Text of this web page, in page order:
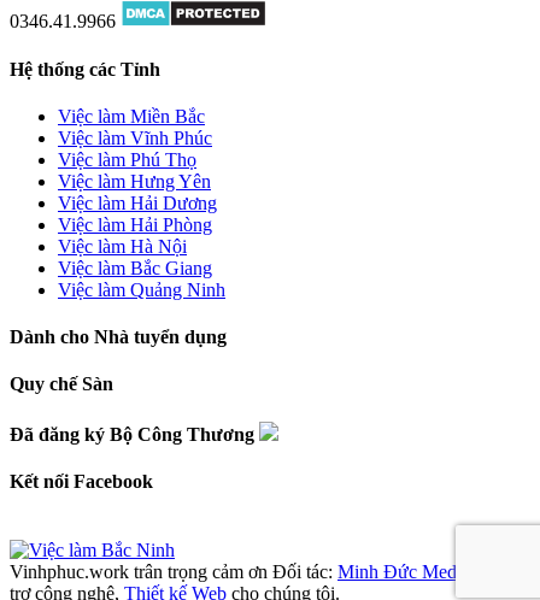
0346.41.9966
Hệ thống các Tỉnh
Việc làm Miền Bắc
Việc làm Vĩnh Phúc
Việc làm Phú Thọ
Việc làm Hưng Yên
Việc làm Hải Dương
Việc làm Hải Phòng
Việc làm Hà Nội
Việc làm Bắc Giang
Việc làm Quảng Ninh
Dành cho Nhà tuyển dụng
Quy chế Sàn
Đã đăng ký Bộ Công Thương
Kết nối Facebook
Vinhphuc.work trân trọng cảm ơn Đối tác: Minh Đức Media
trợ công nghệ, Thiết kế Web cho chúng tôi.